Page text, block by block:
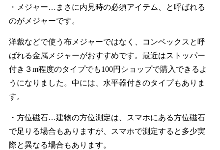
・メジャー…まさに内見時の必須アイテム、と呼ばれる
のがメジャーです。
洋裁などで使う布メジャーではなく、コンベックスと呼
ばれる金属メジャーがおすすめです。最近はストッパー
付き３m程度のタイプでも100円ショップで購入できるよ
うになりました。中には、水平器付きのタイプもありま
す。
・方位磁石…建物の方位測定は、スマホにある方位磁石
で足りる場合もありますが、スマホで測定すると多少実
際と異なる場合もあります。